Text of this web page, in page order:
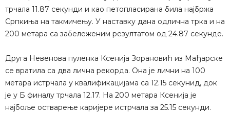
трчала 11.87 секунди и као петопласирана била најбржа
Српкиња на такмичењу. У наставку дана одлична трка и на
200 метара са забележеним резултатом од 24.87 секунде.
Друга Невенова пуленка Ксенија Зорановић из Мађарске
се вратила са два лична рекорда. Она је лични на 100
метара истрчала у квалификацијама са 12.15 секунид, док
је у Б финалу трчала 12.17. На 200 метара Ксенија је
најбоље остварење каријере истрчала за 25.15 секунди.